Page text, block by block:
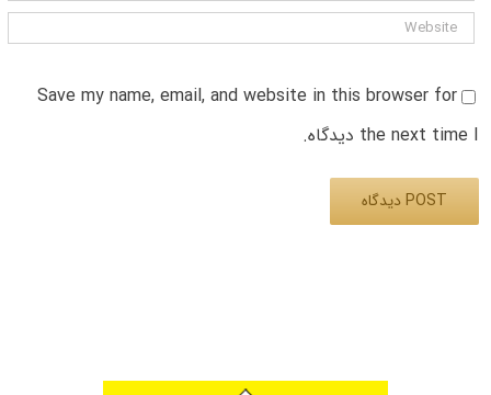
Save my name, email, and website in this browser for
the next time I دیدگاه.